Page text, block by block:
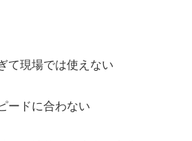
て現場では使えない
ードに合わない